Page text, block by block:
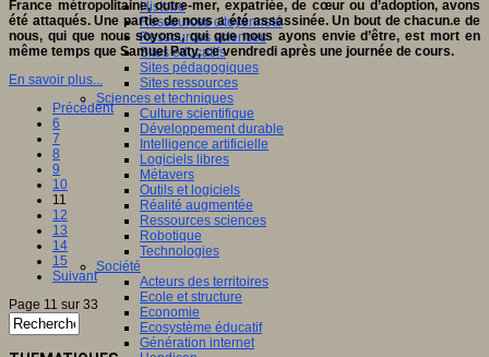
Histoire
Ressources citoyenneté
Ressources sciences
Sites éducatifs
Sites pédagogiques
Sites ressources
Sciences et techniques
Culture scientifique
Développement durable
Intelligence artificielle
Logiciels libres
Métavers
Outils et logiciels
Réalité augmentée
Ressources sciences
Robotique
Technologies
Société
Acteurs des territoires
Ecole et structure
Economie
Ecosystème éducatif
Génération internet
France métropolitaine, outre-mer, expatriée, de cœur ou d’adoption, avons
été attaqués. Une partie de nous a été assassinée. Un bout de chacun.e de
nous, qui que nous soyons, qui que nous ayons envie d’être, est mort en
même temps que Samuel Paty, ce vendredi après une journée de cours.
En savoir plus...
Précédent
6
7
8
9
10
11
12
13
14
15
Suivant
Page 11 sur 33